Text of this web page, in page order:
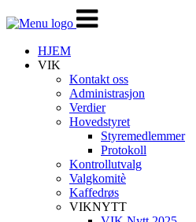
Veksle
navigasjon
HJEM
VIK
Kontakt oss
Administrasjon
Verdier
Hovedstyret
Styremedlemmer
Protokoll
Kontrollutvalg
Valgkomitè
Kaffedrøs
VIKNYTT